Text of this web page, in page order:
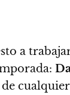
a
de